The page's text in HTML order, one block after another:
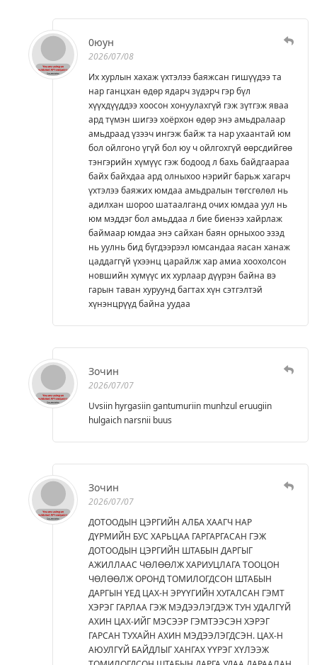
0юун
2026/07/08
Их хурлын хахаж үхтэлээ баяжсан гишүүдээ та
нар ганцхан өдөр ядарч зүдэрч гэр бүл
хүүхдүүддээ хоосон хонуулахгүй гэж зүтгэж яваа
ард түмэн шигээ хоёрхон өдөр энэ амьдралаар
амьдраад үзээч ингэж байж та нар ухаантай юм
бол ойлгоно үгүй бол юу ч ойлгохгүй өөрсдийгөө
тэнгэрийн хүмүүс гэж бодоод л бахь байдгаараа
байх байхдаа ард олныхоо нэрийг барьж хагарч
үхтэлээ баяжих юмдаа амьдралын төгсгөлөл нь
адилхан шороо шатаалганд очих юмдаа уул нь
юм мэддэг бол амьддаа л бие биенээ хайрлаж
баймаар юмдаа энэ сайхан баян орныхоо эзэд
нь уулнь бид бүгдээрээл юмсандаа яасан ханаж
цаддаггүй үхээнц царайлж хар амиа хоохолсон
новшийн хүмүүс их хурлаар дүүрэн байна вэ
гарын таван хуруунд багтах хүн сэтгэлтэй
хүнэнцрүүд байна уудаа
Зочин
2026/07/07
Uvsiin hyrgasiin gantumuriin munhzul eruugiin
hulgaich narsnii buus
Зочин
2026/07/07
ДОТООДЫН ЦЭРГИЙН АЛБА ХААГЧ НАР
ДҮРМИЙН БУС ХАРЬЦАА ГАРГАРГАСАН ГЭЖ
ДОТООДЫН ЦЭРГИЙН ШТАБЫН ДАРГЫГ
АЖИЛЛААС ЧӨЛӨӨЛЖ ХАРИУЦЛАГА ТООЦОН
ЧӨЛӨӨЛЖ ОРОНД ТОМИЛОГДСОН ШТАБЫН
ДАРГЫН ҮЕД ЦАХ-Н ЭРҮҮГИЙН ХУГАЛСАН ГЭМТ
ХЭРЭГ ГАРЛАА ГЭЖ МЭДЭЭЛЭГДЭЖ ТУН УДАЛГҮЙ
АХИН ЦАХ-ИЙГ МЭСЭЭР ГЭМТЭЭСЭН ХЭРЭГ
ГАРСАН ТУХАЙН АХИН МЭДЭЭЛЭГДСЭН. ЦАХ-Н
АЮУЛГҮЙ БАЙДЛЫГ ХАНГАХ ҮҮРЭГ ХҮЛЭЭЖ